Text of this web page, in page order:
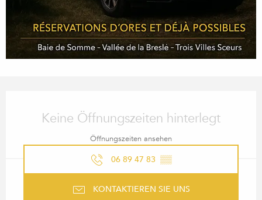
Keine Öffnungszeiten hinterlegt
Öffnungszeiten ansehen
06 89 47 83 ▒▒
KONTAKTIEREN SIE UNS